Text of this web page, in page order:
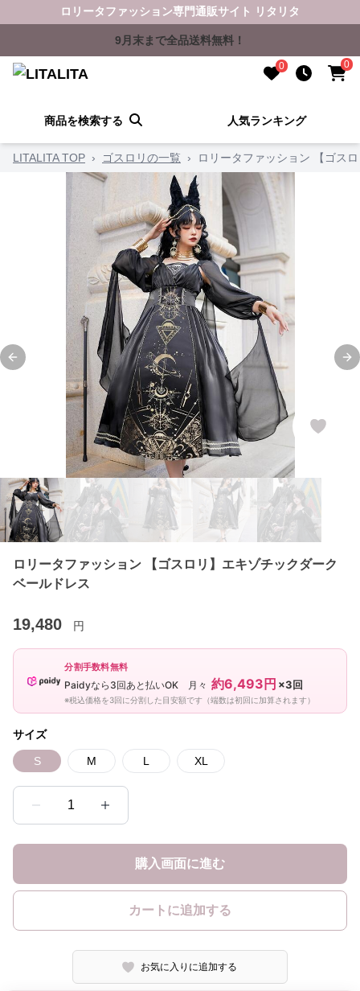
ロリータファッション専門通販サイト リタリタ
9月末まで全品送料無料！
0 0
商品を検索する 人気ランキング
LITALITA TOP › ゴスロリの一覧 › ロリータファッション 【ゴス
Previous slide
ロリータファッション 【ゴスロリ】エキゾチックダーク
ベールドレス
19,480 円
分割手数料無料
Paidyなら3回あと払いOK 月々 約6,493円 ×3回
※税込価格を3回に分割した目安額です（端数は初回に加算されます）
サイズ
S M L XL
1
購入画面に進む
カートに追加する
お気に入りに追加する